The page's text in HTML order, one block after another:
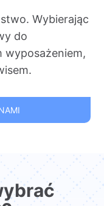
Wybierając
do
wyposażeniem,